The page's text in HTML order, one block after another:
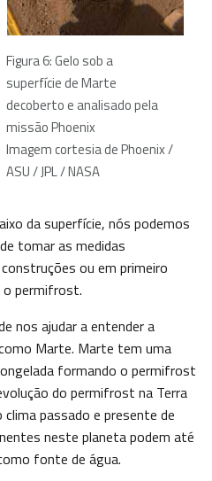
Figura 6: Gelo sob a
superfície de Marte
decoberto e analisado pela
missão Phoenix
Imagem cortesia de Phoenix /
ASU / JPL / NASA
da superfície, nós podemos
tomar as medidas
ou em primeiro
o permifrost.
nos ajudar a entender a
Marte. Marte tem uma
formando o permifrost
do permifrost na Terra
passado e presente de
neste planeta podem até
fonte de água.